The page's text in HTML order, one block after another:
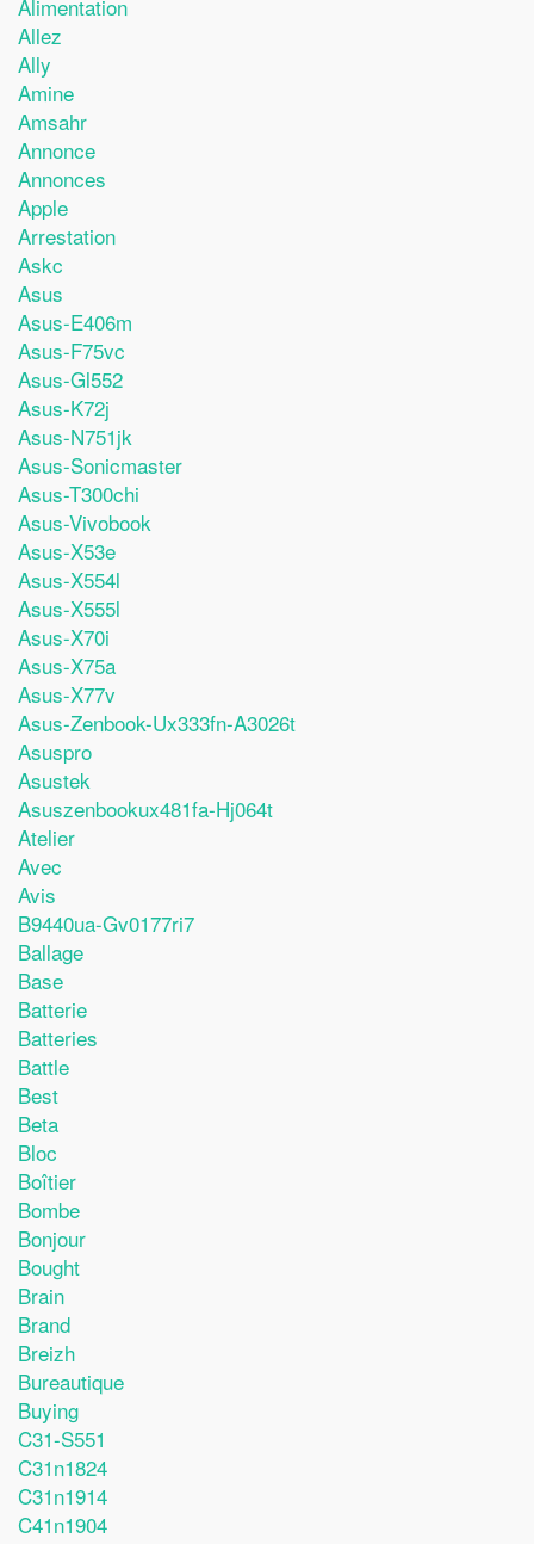
Alimentation
Allez
Ally
Amine
Amsahr
Annonce
Annonces
Apple
Arrestation
Askc
Asus
Asus-E406m
Asus-F75vc
Asus-Gl552
Asus-K72j
Asus-N751jk
Asus-Sonicmaster
Asus-T300chi
Asus-Vivobook
Asus-X53e
Asus-X554l
Asus-X555l
Asus-X70i
Asus-X75a
Asus-X77v
Asus-Zenbook-Ux333fn-A3026t
Asuspro
Asustek
Asuszenbookux481fa-Hj064t
Atelier
Avec
Avis
B9440ua-Gv0177ri7
Ballage
Base
Batterie
Batteries
Battle
Best
Beta
Bloc
Boîtier
Bombe
Bonjour
Bought
Brain
Brand
Breizh
Bureautique
Buying
C31-S551
C31n1824
C31n1914
C41n1904